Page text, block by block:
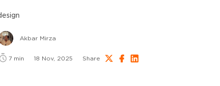
Akbar Mirza
7 min 18 Nov, 2025 Share